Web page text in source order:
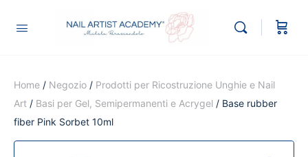
Home / Negozio / Prodotti per Ricostruzione Unghie e Nail
Art / Basi per Gel, Semipermanenti e Acrygel / Base rubber
fiber Pink Sorbet 10ml